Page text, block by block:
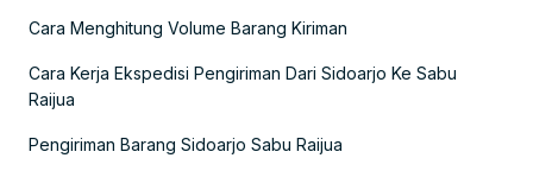
Cara Menghitung Volume Barang Kiriman
Cara Kerja Ekspedisi Pengiriman Dari Sidoarjo Ke Sabu
Raijua
Pengiriman Barang Sidoarjo Sabu Raijua